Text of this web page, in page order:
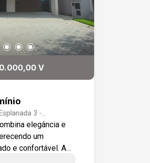
V
3 -
elegância e
um
e confortável. A